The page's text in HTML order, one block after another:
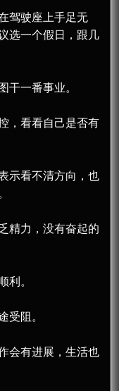
驾驶座上手足无
选一个假日，跟几
干一番事业。
，看看自己是否有
示看不清方向，也
精力，没有奋起的
利。
受阻。
会有进展，生活也